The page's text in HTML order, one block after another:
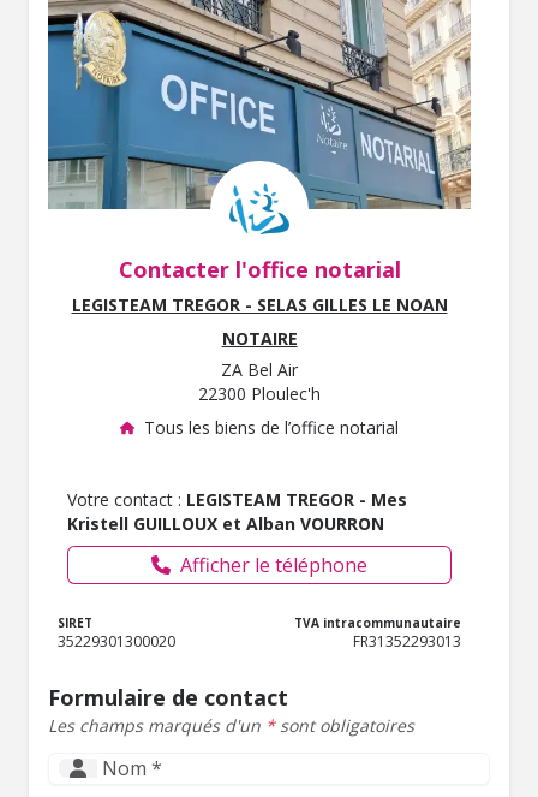
Contacter l'office notarial
LEGISTEAM TREGOR - SELAS GILLES LE NOAN
NOTAIRE
ZA Bel Air
22300 Ploulec'h
Tous les biens de l’office notarial
Votre contact : LEGISTEAM TREGOR - Mes
Kristell GUILLOUX et Alban VOURRON
Afficher le téléphone
SIRET
35229301300020
TVA intracommunautaire
FR31352293013
Formulaire de contact
Les champs marqués d'un *sont obligatoires